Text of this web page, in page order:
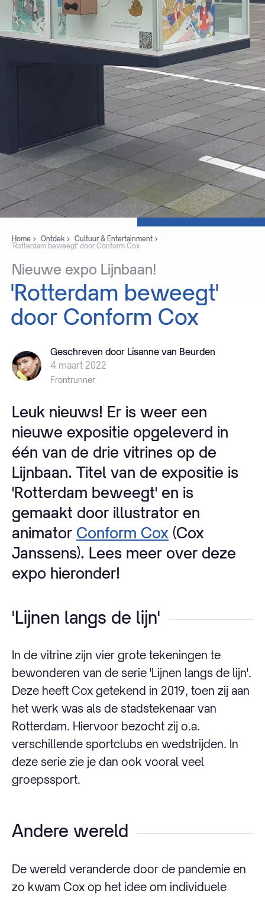
Home Ontdek
Cultuur & Entertainment
'Rotterdam beweegt' door Conform Cox
Nieuwe expo Lijnbaan!
'Rotterdam beweegt'
door Conform Cox
Geschreven door Lisanne van Beurden
4 maart 2022
Frontrunner
Leuk nieuws! Er is weer een
nieuwe expositie opgeleverd in
één van de drie vitrines op de
Lijnbaan. Titel van de expositie is
'Rotterdam beweegt' en is
gemaakt door illustrator en
animator Conform Cox (Cox
Janssens). Lees meer over deze
expo hieronder!
'Lijnen langs de lijn'
In de vitrine zijn vier grote tekeningen te
bewonderen van de serie 'Lijnen langs de lijn'.
Deze heeft Cox getekend in 2019, toen zij aan
het werk was als de stadstekenaar van
Rotterdam. Hiervoor bezocht zij o.a.
verschillende sportclubs en wedstrijden. In
deze serie zie je dan ook vooral veel
groepssport.
Andere wereld
De wereld veranderde door de pandemie en
zo kwam Cox op het idee om individuele